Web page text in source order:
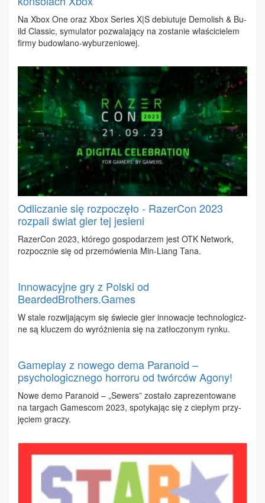
Na Xbox One oraz Xbox Se­ries X|S de­biu­tu­je De­mo­lish & Bu­
ild Clas­sic, sy­mu­la­tor po­zwa­la­ją­cy na zo­sta­nie wła­ści­cie­lem
fir­my bu­dow­la­no-wy­bu­rze­nio­wej.
Odliczanie się rozpoczęło - RazerCon 2023
rozpali świat gier tej jesieni
Ra­zer­Con 2023, któ­re­go go­spo­da­rzem jest OTK Ne­twork,
roz­pocz­nie się od prze­mó­wie­nia Min-Liang Ta­na.
Innowacyjne gry z Polski od
BeardedBrothers.Games
W sta­le roz­wi­ja­ją­cym się świe­cie gier in­no­wa­cje tech­no­lo­gicz­
ne są klu­czem do wy­róż­nie­nia się na za­tło­czo­nym ryn­ku.
Gameplay z nowego dema Paranoid –
psychologicznego horroru od twórców Agony!
No­we de­mo Pa­ra­no­id – „Se­wers” zo­sta­ło za­pre­zen­to­wa­ne
na tar­gach Ga­me­scom 2023, spo­ty­ka­jąc się z cie­płym przy­
ję­ciem gra­czy.